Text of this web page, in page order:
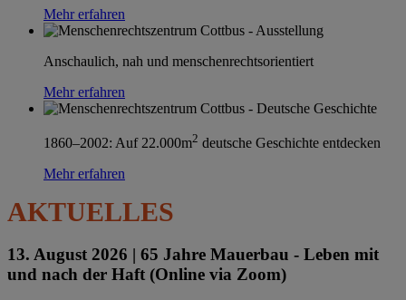
Mehr erfahren
Anschaulich, nah und menschenrechtsorientiert
Mehr erfahren
1860–2002: Auf 22.000m2 deutsche Geschichte entdecken
Mehr erfahren
AKTUELLES
13. August 2026 | 65 Jahre Mauerbau - Leben mit
und nach der Haft (Online via Zoom)